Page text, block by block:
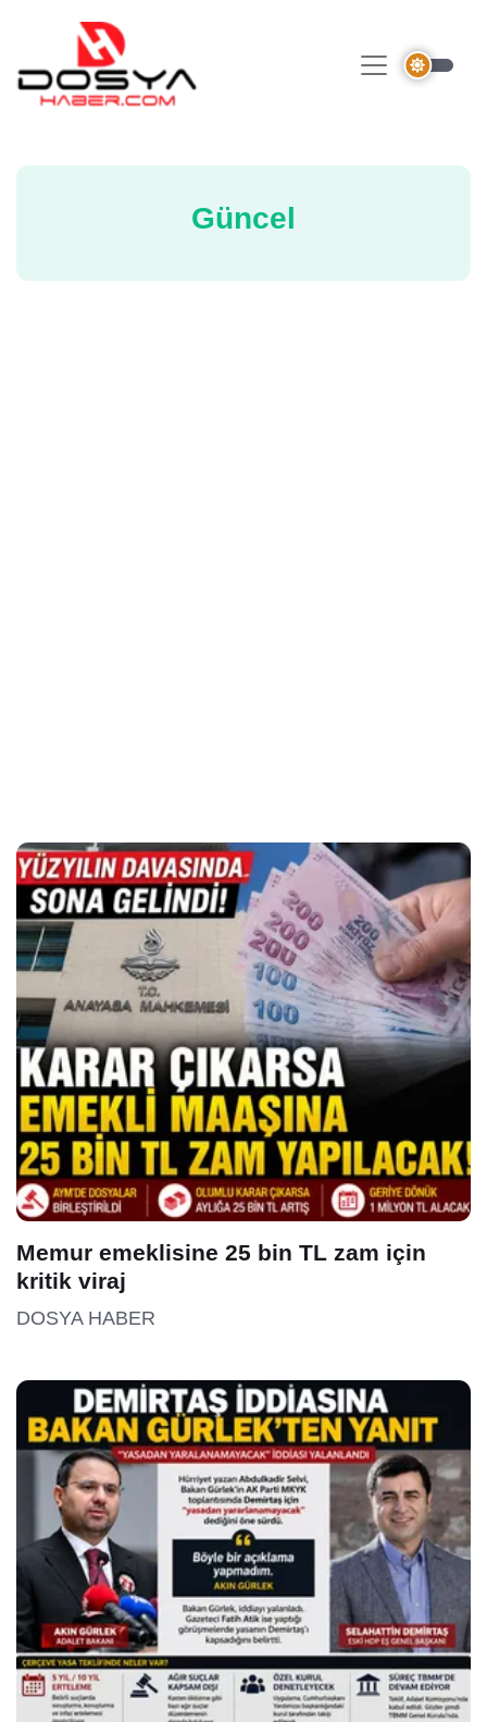
Güncel
Memur emeklisine 25 bin TL zam için
kritik viraj
DOSYA HABER